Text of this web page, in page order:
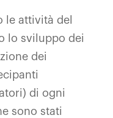
le attività del
lo sviluppo dei
dei
di ogni
sono stati